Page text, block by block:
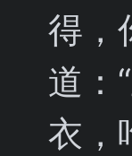
得，
道：
衣，